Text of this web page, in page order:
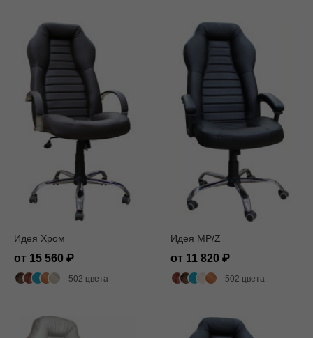
Идея Хром
от 15 560
502 цвета
Идея MP/Z
от 11 820
502 цвета